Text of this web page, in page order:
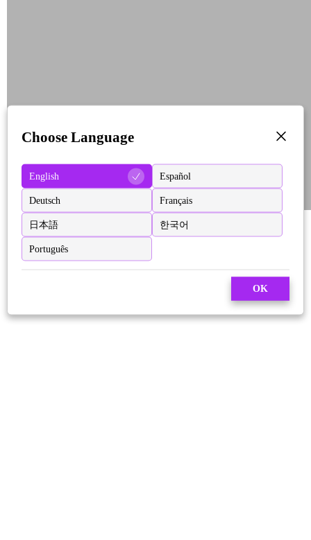
Choose Language
English Español
Deutsch Français
日本語 한국어
Português
OK